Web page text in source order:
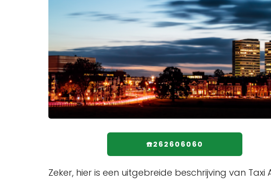
☎️262606060
Zeker, hier is een uitgebreide beschrijving van